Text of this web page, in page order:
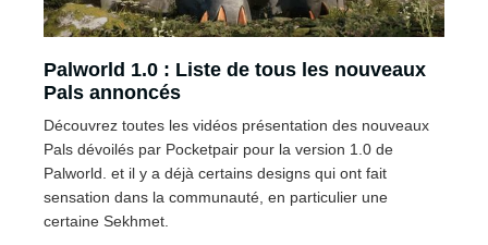
Palworld 1.0 : Liste de tous les nouveaux
Pals annoncés
Découvrez toutes les vidéos présentation des nouveaux
Pals dévoilés par Pocketpair pour la version 1.0 de
Palworld. et il y a déjà certains designs qui ont fait
sensation dans la communauté, en particulier une
certaine Sekhmet.